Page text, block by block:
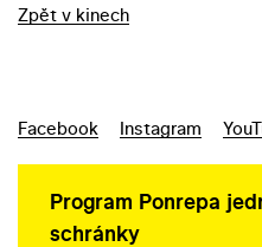
Zpět v kinech
Facebook Instagram
Program Ponrepa
schránky